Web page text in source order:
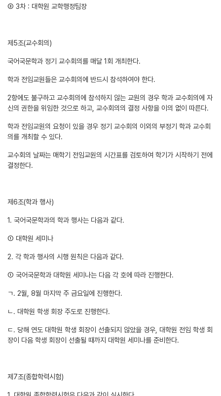
③ 3차 : 대학원 교학행정팀장
제5조(교수회의)
국어국문학과 정기 교수회의를 매달 1회 개최한다.
학과 전임교원들은 교수회의에 반드시 참석하여야 한다.
2항에도 불구하고 교수회의에 참석하지 않는 교원의 경우 학과 교수회의에 자
신의 권한을 위임한 것으로 하고, 교수회의의 결정 사항을 이의 없이 따른다.
학과 전임교원의 요청이 있을 경우 정기 교수회의 이외의 부정기 학과 교수회
의를 개최할 수 있다.
교수회의 날짜는 매학기 전임교원의 시간표를 검토하여 학기가 시작하기 전에
결정한다.
제6조(학과 행사)
1. 국어국문학과의 학과 행사는 다음과 같다.
① 대학원 세미나
2. 각 학과 행사의 시행 원칙은 다음과 같다.
① 국어국문학과 대학원 세미나는 다음 각 호에 따라 진행한다.
ㄱ. 2월, 8월 마지막 주 금요일에 진행한다.
ㄴ. 대학원 학생 회장 주도로 진행한다.
ㄷ. 당해 연도 대학원 학생 회장이 선출되지 않았을 경우, 대학원 전임 학생 회
장이 다음 학생 회장이 선출될 때까지 대학원 세미나를 준비한다.
제7조(종합학력시험)